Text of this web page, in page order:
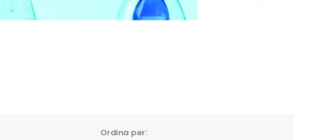
Ordina per: